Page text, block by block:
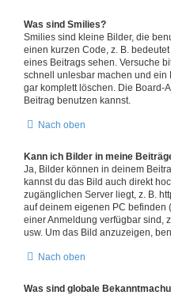
Was sind Smilies?
Smilies sind kleine Bilder, die
einen kurzen Code, z. B.
eines Beitrags sehen. Versuche
schnell unlesbar machen und
gar komplett löschen. Die Board-
Beitrag benutzen kannst.
Nach oben
Kann ich Bilder in meine
Ja, Bilder können in deinem
kannst du das Bild auch direkt
zugänglichen Server liegt, z. B.
auf deinem eigenen PC befinden
einer Anmeldung verfügbar sind,
usw. Um das Bild anzuzeigen,
Nach oben
Was sind globale